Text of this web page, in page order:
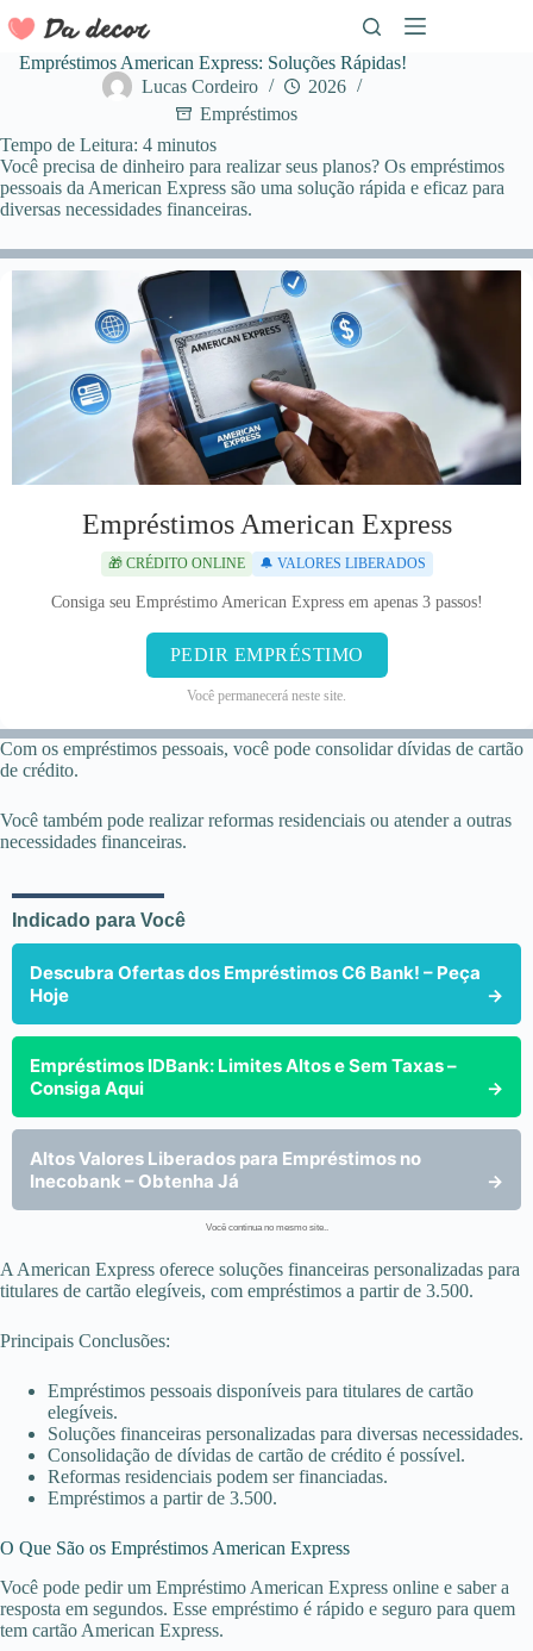
para
conteúdo
Empréstimos American Express: Soluções Rápidas!
Lucas Cordeiro
2026
Empréstimos
Tempo de Leitura: 4 minutos
Você precisa de dinheiro para realizar seus planos? Os empréstimos
pessoais da American Express são uma solução rápida e eficaz para
diversas necessidades financeiras.
Empréstimos American Express
🎁 CRÉDITO ONLINE 🔔 VALORES LIBERADOS
Consiga seu Empréstimo American Express em apenas 3 passos!
PEDIR EMPRÉSTIMO
Você permanecerá neste site.
Com os empréstimos pessoais, você pode consolidar dívidas de cartão
de crédito.
Você também pode realizar reformas residenciais ou atender a outras
necessidades financeiras.
Indicado para Você
Descubra Ofertas dos Empréstimos C6 Bank! – Peça
Hoje
→
Empréstimos IDBank: Limites Altos e Sem Taxas –
Consiga Aqui
→
Altos Valores Liberados para Empréstimos no
Inecobank – Obtenha Já
→
Você continua no mesmo site..
A American Express oferece soluções financeiras personalizadas para
titulares de cartão elegíveis, com empréstimos a partir de 3.500.
Principais Conclusões:
Empréstimos pessoais disponíveis para titulares de cartão
elegíveis.
Soluções financeiras personalizadas para diversas necessidades.
Consolidação de dívidas de cartão de crédito é possível.
Reformas residenciais podem ser financiadas.
Empréstimos a partir de 3.500.
O Que São os Empréstimos American Express
Você pode pedir um Empréstimo American Express online e saber a
resposta em segundos. Esse empréstimo é rápido e seguro para quem
tem cartão American Express.